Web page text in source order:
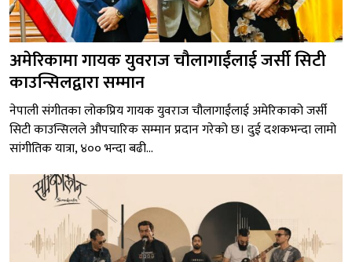
अमेरिकामा गायक युवराज चौलागाईंलाई जर्सी सिटी
काउन्सिलद्वारा सम्मान
नेपाली संगीतका लोकप्रिय गायक युवराज चौलागाईंलाई अमेरिकाको जर्सी
सिटी काउन्सिलले औपचारिक सम्मान प्रदान गरेको छ। दुई दशकभन्दा लामो
सांगीतिक यात्रा, ४०० भन्दा बढी...